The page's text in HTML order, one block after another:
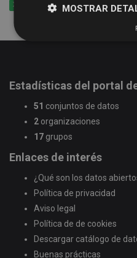
XLSX CSV XML
Estadísticas del portal
51 conjuntos de datos
2 organizaciones
17 grupos
Enlaces de interés
¿Qué son los datos
Política de privacidad
Aviso legal
Política de de cookies
Descargar catálogo de
Buenas prácticas
MOSTRAR